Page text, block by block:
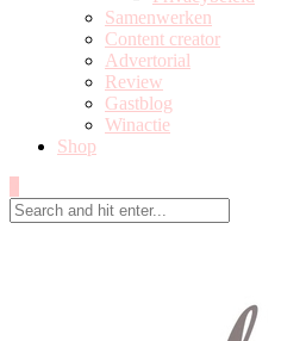
Samenwerken
Content creator
Advertorial
Review
Gastblog
Winactie
Shop